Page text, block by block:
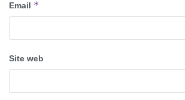
Email *
Site web